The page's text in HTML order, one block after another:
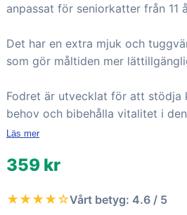
anpassat för seniorkatter från 11
Det har en extra mjuk och
som gör måltiden mer
Fodret är utvecklat för att stödja
behov och bibehålla vitalitet i
Läs mer
359 kr
★★★★☆Vårt betyg: 4.6 / 5